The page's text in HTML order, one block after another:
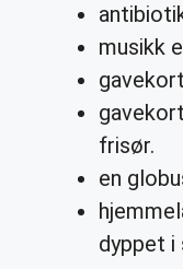
musikk
frisør.
en
dyppet i